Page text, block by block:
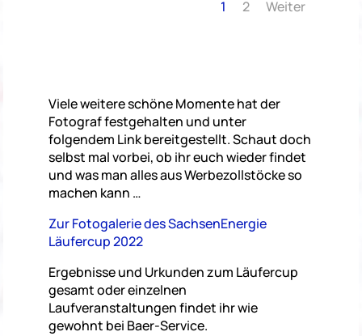
1 2 Weiter
Viele weitere schöne Momente hat der
Fotograf festgehalten und unter
folgendem Link bereitgestellt. Schaut doch
selbst mal vorbei, ob ihr euch wieder findet
und was man alles aus Werbezollstöcke so
machen kann …
Zur Fotogalerie des SachsenEnergie
Läufercup 2022
Ergebnisse und Urkunden zum Läufercup
gesamt oder einzelnen
Laufveranstaltungen findet ihr wie
gewohnt bei Baer-Service.